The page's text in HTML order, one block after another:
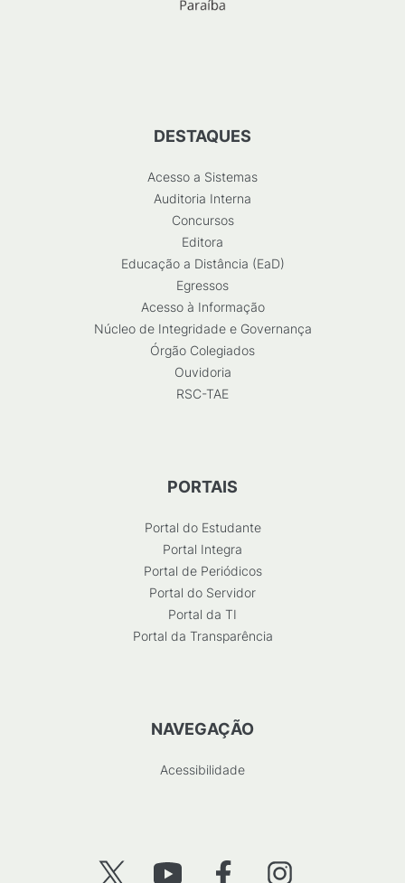
DESTAQUES
Acesso a Sistemas
Auditoria Interna
Concursos
Editora
Educação a Distância (EaD)
Egressos
Acesso à Informação
Núcleo de Integridade e Governança
Órgão Colegiados
Ouvidoria
RSC-TAE
PORTAIS
Portal do Estudante
Portal Integra
Portal de Periódicos
Portal do Servidor
Portal da TI
Portal da Transparência
NAVEGAÇÃO
Acessibilidade